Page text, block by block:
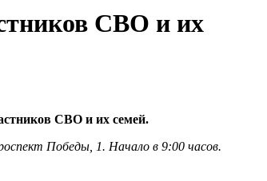
СВО и их
СВО и их семей.
Победы, 1. Начало в 9:00 часов.